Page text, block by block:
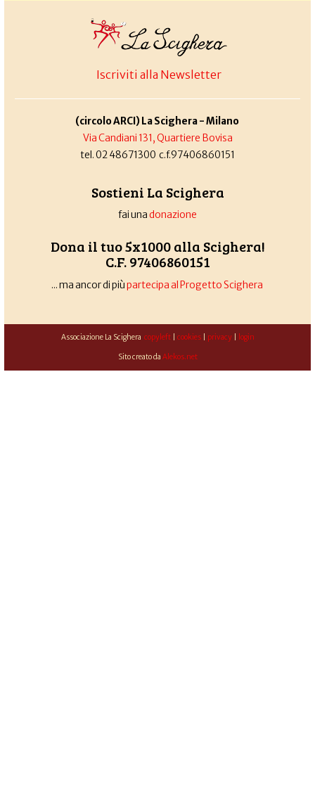
Iscriviti alla Newsletter
(circolo ARCI) La Scighera - Milano
Via Candiani 131, Quartiere Bovisa
tel. 02 48671300 c.f.97406860151
Sostieni La Scighera
fai unadonazione
Dona il tuo 5x1000 alla Scighera!
C.F. 97406860151
... ma ancor di piùpartecipa al Progetto Scighera
Associazione La Scighera copyleft| cookies| privacy| login
Sito creato da Alekos.net